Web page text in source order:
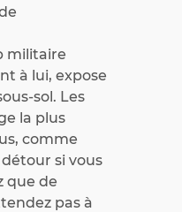
militaire
à lui, expose
sol. Les
la plus
comme
si vous
que de
pas à